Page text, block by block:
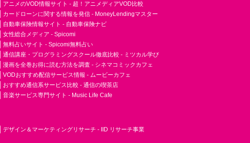
アニメのVOD情報サイト - 超！アニメディアVOD比較
カードローンに関する情報を発信 - MoneyLendingマスター
自動車保険情報サイト - 自動車保険ナビ
女性総合メディア - Spicomi
無料占いサイト - Spicomi無料占い
通信講座・プログラミングスクール徹底比較 - ミツカル学び
漫画を全巻お得に読む方法を調査 - シネマコミックカフェ
VODおすすめ配信サービス情報 - ムービーカフェ
おすすめ通信系サービス比較 - 通信の喫茶店
音楽サービス専門サイト - Music Life Cafe
デザイン＆マーケティングリサーチ - IID リサーチ事業